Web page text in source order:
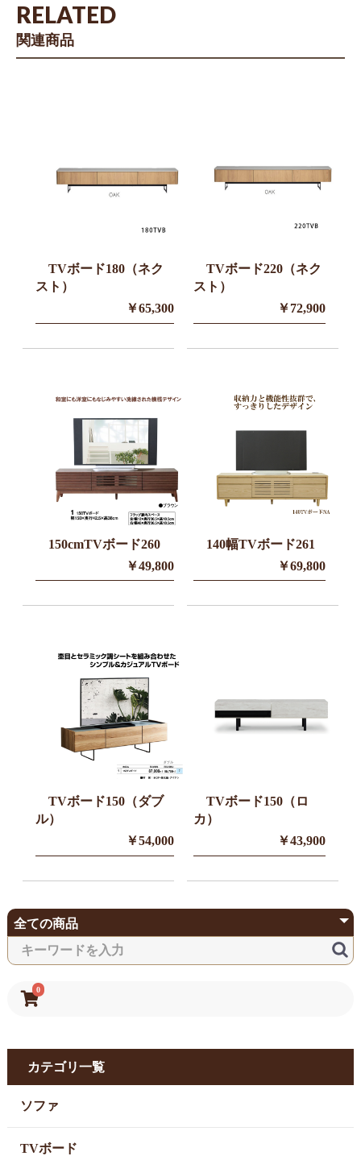
0
カテゴリ一覧
ソファ
TVボード
RELATED
関連商品
TVボード180（ネク
スト）
￥65,300
TVボード220（ネク
スト）
￥72,900
150cmTVボード260
￥49,800
140幅TVボード261
￥69,800
TVボード150（ダブ
ル）
￥54,000
TVボード150（ロ
カ）
￥43,900